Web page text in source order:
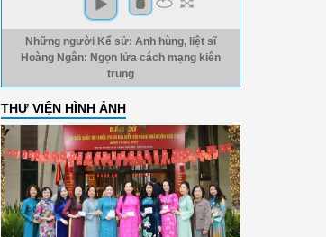
Những người Kể sử: Anh hùng, liệt sĩ
Hoàng Ngân: Ngọn lửa cách mạng kiên
trung
THƯ VIỆN HÌNH ẢNH